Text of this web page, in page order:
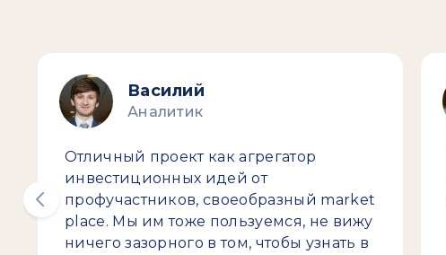
Василий
Аналитик
Отличный проект как агрегатор
инвестиционных идей от
профучастников, своеобразный market
place. Мы им тоже пользуемся, не вижу
ничего зазорного в том, чтобы узнать в